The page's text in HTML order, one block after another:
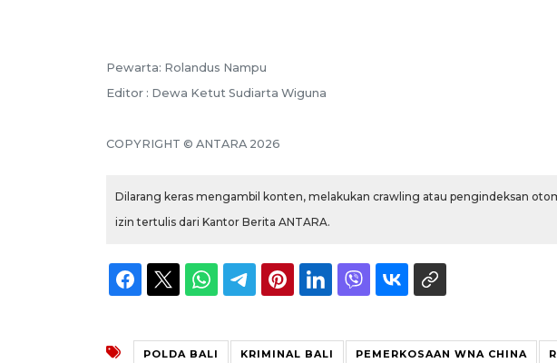
Pewarta: Rolandus Nampu
Editor : Dewa Ketut Sudiarta Wiguna
COPYRIGHT © ANTARA 2026
Dilarang keras mengambil konten, melakukan crawling atau pengindeksan
izin tertulis dari Kantor Berita ANTARA.
POLDA BALI KRIMINAL BALI PEMERKOSAAN WNA CHINA